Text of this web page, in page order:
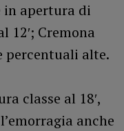
in apertura di
12′; Cremona
percentuali alte.
classe al 18′,
anche